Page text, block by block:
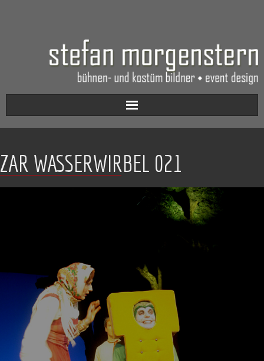
Aktuell
Werkverzeichnis
Biografie
ZAR WASSERWIRBEL 021